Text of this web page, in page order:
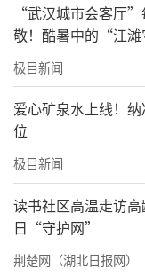
（▲9月27日，
赛前，新
美团乡村儿童操
和爱心网友一
设多功能操场
童操场已累计
“武汉城市会客厅
敬！酷暑中的“江滩
极目新闻
爱心矿泉水上线！
位
极目新闻
读书社区高温走访
日“守护网”
荆楚网（湖北日报网）